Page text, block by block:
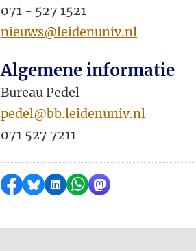
071 - 527 1521
nieuws@leidenuniv.nl
Algemene informatie
Bureau Pedel
pedel@bb.leidenuniv.nl
071 527 7211
Delen op Facebook
Delen via Bluesky
Delen op LinkedIn
Delen via WhatsApp
Delen via